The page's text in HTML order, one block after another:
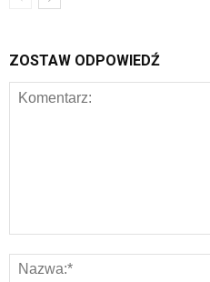
ZOSTAW ODPOWIEDŹ